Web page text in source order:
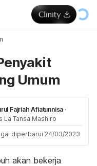
Umum
Fajriah Afiatunnisa ·
La Tansa Mashiro
diperbarui 24/03/2023
akan bekerja